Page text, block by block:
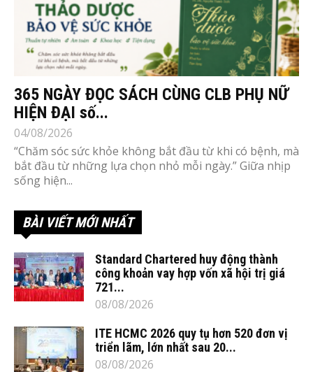
365 NGÀY ĐỌC SÁCH CÙNG CLB PHỤ NỮ
HIỆN ĐẠI số...
04/08/2026
“Chăm sóc sức khỏe không bắt đầu từ khi có bệnh, mà
bắt đầu từ những lựa chọn nhỏ mỗi ngày.” Giữa nhịp
sống hiện...
BÀI VIẾT MỚI NHẤT
Standard Chartered huy động thành
công khoản vay hợp vốn xã hội trị giá
721...
08/08/2026
ITE HCMC 2026 quy tụ hơn 520 đơn vị
triển lãm, lớn nhất sau 20...
08/08/2026